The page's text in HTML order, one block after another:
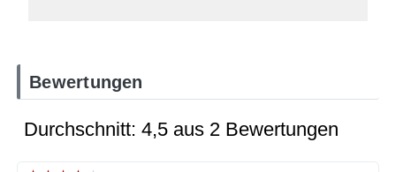
Bewertungen
Durchschnitt: 4,5 aus 2 Bewertungen